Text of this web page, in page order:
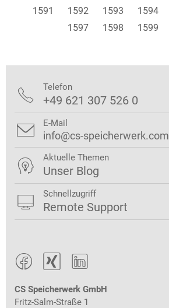
1591
1592 1593 1594
1597
1598 1599
  
CS Speicherwerk GmbH
Fritz-Salm-Straße 1
 Telefon
+49 621 307 526 0
 E-Mail
info@cs-speicherwerk.com
 Aktuelle Themen
Unser Blog
 Schnellzugriff
Remote Support